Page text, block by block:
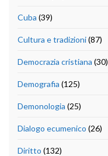
Cuba (39)
Cultura e tradizioni(87)
Democrazia cristiana (30)
Demografia (125)
Demonologia (25)
Dialogo ecumenico (26)
Diritto (132)